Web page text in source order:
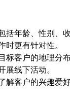
括年龄、性别、
时更有针对性。
标客户的地理分
展线下活动。
解客户的兴趣爱